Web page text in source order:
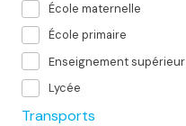
École maternelle
École primaire
Enseignement supérieur
Lycée
Transports